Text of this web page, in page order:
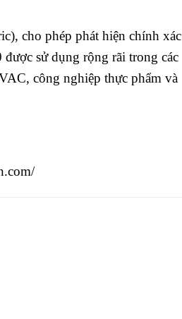
cho phép phát hiện chính xác
sử dụng rộng rãi trong các
công nghiệp thực phẩm và